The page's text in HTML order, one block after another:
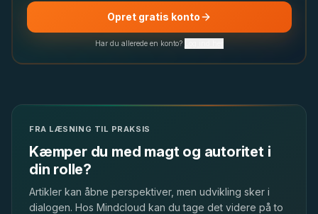
Opret gratis konto
Har du allerede en konto?
FRA LÆSNING TIL PRAKSIS
Kæmper du med magt og autoritet i
din rolle?
Artikler kan åbne perspektiver, men udvikling sker i
dialogen. Hos Mindcloud kan du tage det videre på to